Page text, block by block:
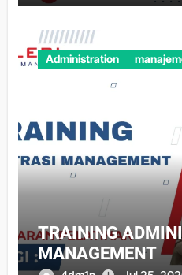
Administration
TRAINING
MANAGEMENT